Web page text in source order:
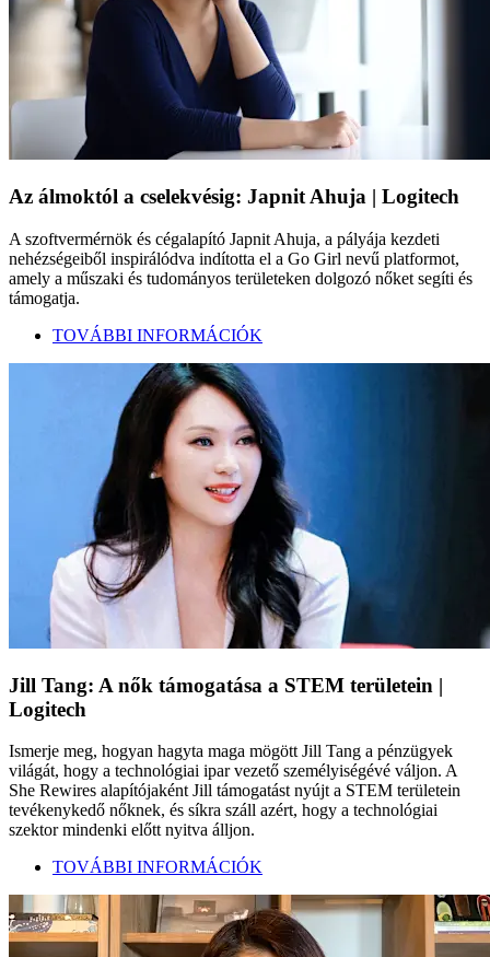
Az álmoktól a cselekvésig: Japnit Ahuja | Logitech
A szoftvermérnök és cégalapító Japnit Ahuja, a pályája kezdeti
nehézségeiből inspirálódva indította el a Go Girl nevű platformot,
amely a műszaki és tudományos területeken dolgozó nőket segíti és
támogatja.
TOVÁBBI INFORMÁCIÓK
Jill Tang: A nők támogatása a STEM területein |
Logitech
Ismerje meg, hogyan hagyta maga mögött Jill Tang a pénzügyek
világát, hogy a technológiai ipar vezető személyiségévé váljon. A
She Rewires alapítójaként Jill támogatást nyújt a STEM területein
tevékenykedő nőknek, és síkra száll azért, hogy a technológiai
szektor mindenki előtt nyitva álljon.
TOVÁBBI INFORMÁCIÓK